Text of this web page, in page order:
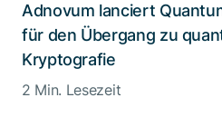
Adnovum lanciert
für den Übergang zu
Kryptografie
2 Min. Lesezeit